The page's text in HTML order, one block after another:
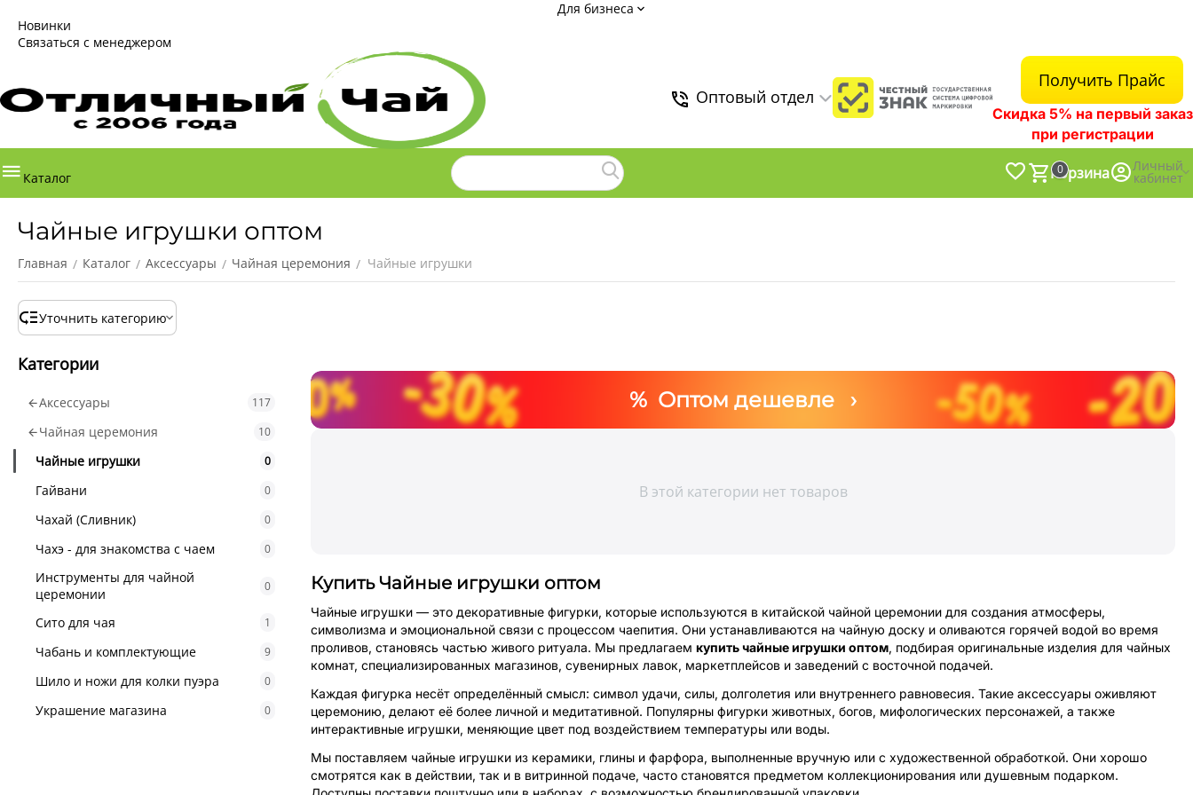
Для бизнеса
Новинки
Связаться с менеджером
Оптовый отдел
Получить Прайс
Скидка 5% на первый заказ
при регистрации
Каталог 0
Корзина Личный
кабинет
Чайные игрушки оптом
Главная / Каталог / Аксессуары / Чайная церемония / Чайные игрушки
Уточнить категорию
% Оптом дешевле ›
В этой категории нет товаров
Купить Чайные игрушки оптом
Чайные игрушки — это декоративные фигурки, которые используются в китайской чайной церемонии для создания атмосферы,
символизма и эмоциональной связи с процессом чаепития. Они устанавливаются на чайную доску и оливаются горячей водой во время
проливов, становясь частью живого ритуала. Мы предлагаем купить чайные игрушки оптом, подбирая оригинальные изделия для чайных
комнат, специализированных магазинов, сувенирных лавок, маркетплейсов и заведений с восточной подачей.
Каждая фигурка несёт определённый смысл: символ удачи, силы, долголетия или внутреннего равновесия. Такие аксессуары оживляют
церемонию, делают её более личной и медитативной. Популярны фигурки животных, богов, мифологических персонажей, а также
интерактивные игрушки, меняющие цвет под воздействием температуры или воды.
Мы поставляем чайные игрушки из керамики, глины и фарфора, выполненные вручную или с художественной обработкой. Они хорошо
смотрятся как в действии, так и в витринной подаче, часто становятся предметом коллекционирования или душевным подарком.
Категории
Аксессуары 117
Чайная церемония 10
Чайные игрушки 0
Гайвани 0
Чахай (Сливник) 0
Чахэ - для знакомства с чаем 0
Инструменты для чайной
церемонии
0
Сито для чая 1
Чабань и комплектующие 9
Шило и ножи для колки пуэра 0
Украшение магазина 0